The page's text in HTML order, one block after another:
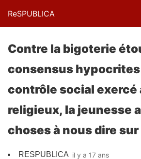
ReSPUBLICA
Contre la bigoterie
consensus hypocrites
contrôle social exercé
religieux, la jeunesse
choses à nous dire
RESPUBLICA il y a 17 ans